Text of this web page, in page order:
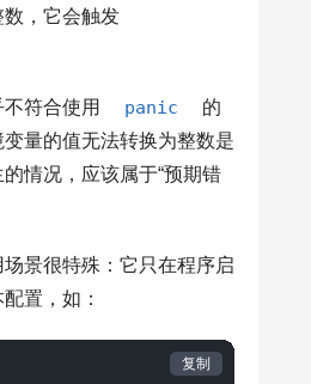
，它会触发
符合使用 panic
的
量的值无法转换为整数是
情况，应该属于“预期错
景很特殊：它只在程序启
置，如：
复制